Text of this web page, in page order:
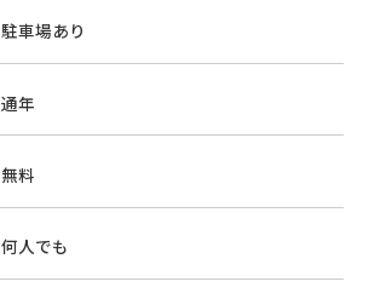
駐車場あり
通年
無料
何人でも